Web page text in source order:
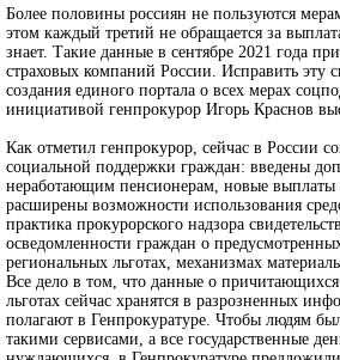
Более половины россиян не пользуются
этом каждый третий не обращается за
знает. Такие данные в сентябре 2021 года
страховых компаний России. Исправить эту
создания единого портала о всех мерах
инициативой генпрокурор Игорь Краснов
Как отметил генпрокурор, сейчас в России
социальной поддержки граждан: введены
неработающим пенсионерам, новые выплаты
расширены возможности использования
практика прокурорского надзора
осведомленности граждан о
региональных льготах, механизмах
Все дело в том, что данные о
льготах сейчас хранятся в разрозненных
полагают в Генпрокуратуре. Чтобы людям
такими сервисами, а все государственные